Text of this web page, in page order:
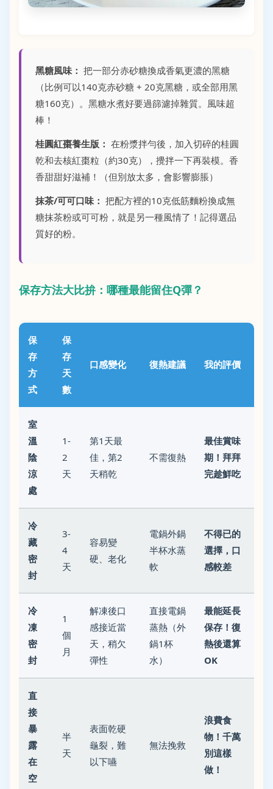
黑糖風味： 把一部分赤砂糖換成香氣更濃的黑糖
（比例可以140克赤砂糖 + 20克黑糖，或全部用黑
糖160克）。黑糖水煮好要過篩濾掉雜質。風味超
棒！
桂圓紅棗養生版： 在粉漿拌勻後，加入切碎的桂圓
乾和去核紅棗粒（約30克），攪拌一下再裝模。香
香甜甜好滋補！（但別放太多，會影響膨脹）
抹茶/可可口味： 把配方裡的10克低筋麵粉換成無
糖抹茶粉或可可粉，就是另一種風情了！記得選品
質好的粉。
保存方法大比拚：哪種最能留住Q彈？
保
存
方
式
保
存
天
數
口感變化 復熱建議 我的評價
室
溫
陰
涼
處
1-
2
天
第1天最
佳，第2
天稍乾
不需復熱
最佳賞味
期！拜拜
完趁鮮吃
冷
藏
密
封
3-
4
天
容易變
硬、老化
電鍋外鍋
半杯水蒸
軟
不得已的
選擇，口
感較差
冷
凍
密
封
1
個
月
解凍後口
感接近當
天，稍欠
彈性
直接電鍋
蒸熱（外
鍋1杯
水）
最能延長
保存！復
熱後還算
OK
直
接
暴
露
在
空
半
天
表面乾硬
龜裂，難
以下嚥
無法挽救
浪費食
物！千萬
別這樣
做！